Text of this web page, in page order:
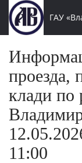
ГАУ
проезда,
клади по
11:00